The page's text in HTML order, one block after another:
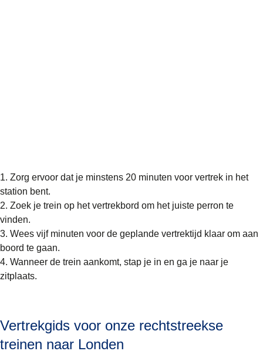
Zorg ervoor dat je minstens 20 minuten voor vertrek in het
station bent.
Zoek je trein op het vertrekbord om het juiste perron te
vinden.
Wees vijf minuten voor de geplande vertrektijd klaar om aan
boord te gaan.
Wanneer de trein aankomt, stap je in en ga je naar je
zitplaats.
Vertrekgids voor onze rechtstreekse
treinen naar Londen